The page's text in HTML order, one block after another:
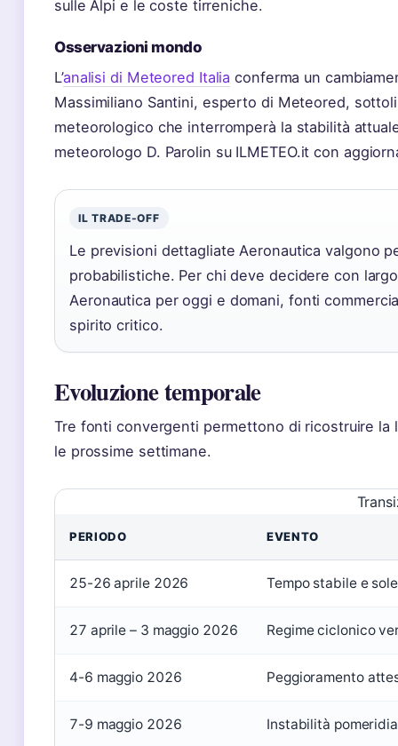
sulle Alpi e le coste tirreniche.
Osservazioni mondo
L’analisi di Meteored Italia conferma un
Massimiliano Santini, esperto di Meteored,
meteorologico che interromperà la stabilità
meteorologo D. Parolin su ILMETEO.it con
IL TRADE-OFF
Le previsioni dettagliate Aeronautica valgono
probabilistiche. Per chi deve decidere con
Aeronautica per oggi e domani, fonti
spirito critico.
Evoluzione temporale
Tre fonti convergenti permettono di ricostruire
le prossime settimane.
PERIODO EVENTO
25-26 aprile 2026 Tempo stabile e
27 aprile – 3 maggio 2026 Regime ciclonico
4-6 maggio 2026 Peggioramento
7-9 maggio 2026 Instabilità